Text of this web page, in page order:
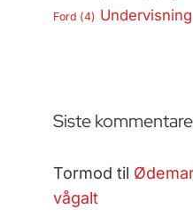
Ford (4) Undervisning
Siste
Tormod til
vågalt